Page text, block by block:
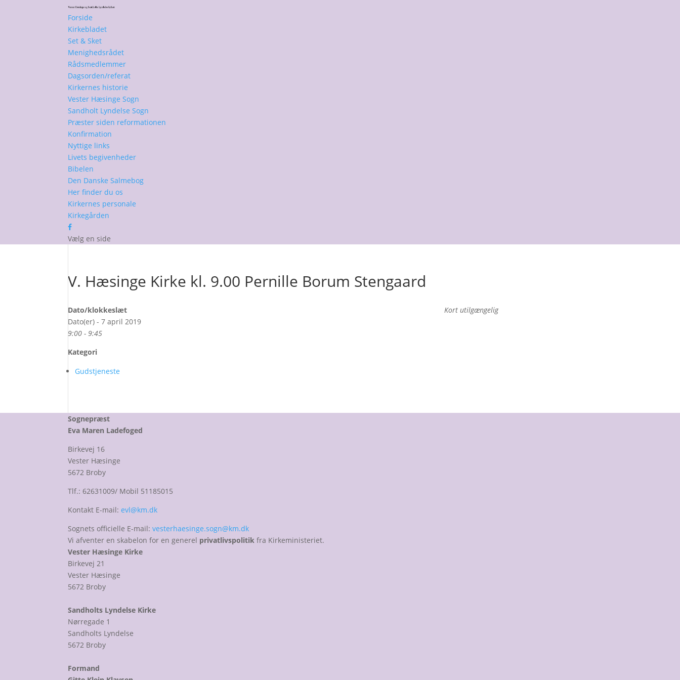
Forside
Kirkebladet
Set & Sket
Menighedsrådet
Rådsmedlemmer
Dagsorden/referat
Kirkernes historie
Vester Hæsinge Sogn
Sandholt Lyndelse Sogn
Præster siden reformationen
Konfirmation
Nyttige links
Livets begivenheder
Bibelen
Den Danske Salmebog
Her finder du os
Kirkernes personale
Kirkegården
Vælg en side
V. Hæsinge Kirke kl. 9.00 Pernille Borum Stengaard
Kort utilgængelig
Dato/klokkeslæt
Dato(er) - 7 april 2019
9:00 - 9:45
Kategori
Gudstjeneste
Sognepræst
Eva Maren Ladefoged
Birkevej 16
Vester Hæsinge
5672 Broby
Tlf.: 62631009/ Mobil 51185015
Kontakt E-mail:evl@km.dk
Sognets officielle E-mail:vesterhaesinge.sogn@km.dk
Vi afventer en skabelon for en generel privatlivspolitik fra Kirkeministeriet.
Vester Hæsinge Kirke
Birkevej 21
Vester Hæsinge
5672 Broby
Sandholts Lyndelse Kirke
Nørregade 1
Sandholts Lyndelse
5672 Broby
Formand